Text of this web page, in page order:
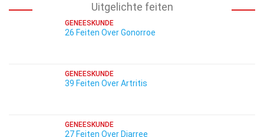
Uitgelichte feiten
GENEESKUNDE
26 Feiten Over Gonorroe
GENEESKUNDE
39 Feiten Over Artritis
GENEESKUNDE
27 Feiten Over Diarree